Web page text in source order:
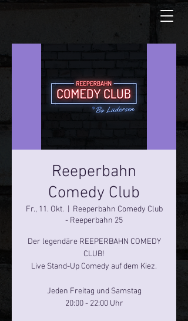
Reeperbahn
Comedy Club
Fr., 11. Okt.
Reeperbahn Comedy Club
- Reeperbahn 25
Der legendäre REEPERBAHN COMEDY
CLUB!
Live Stand-Up Comedy auf dem Kiez.
Jeden Freitag und Samstag
20:00 - 22:00 Uhr